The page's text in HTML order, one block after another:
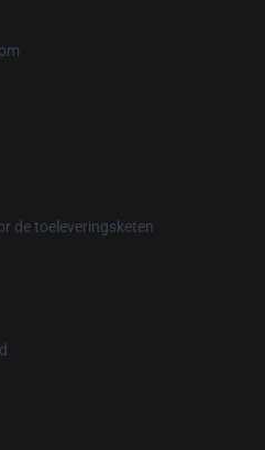
de toeleveringsketen